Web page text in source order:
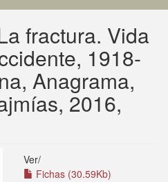
fractura. Vida
1918-
Anagrama,
2016,
Ver/
Fichas (30.59Kb)